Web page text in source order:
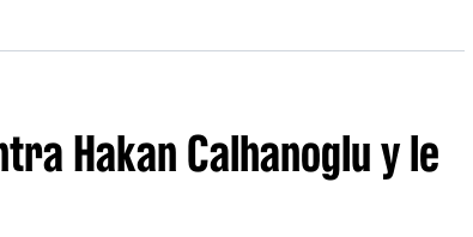
Hakan Calhanoglu y le